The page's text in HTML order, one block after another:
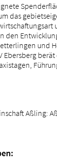
das
den
und
Ebersberg
Aßling: